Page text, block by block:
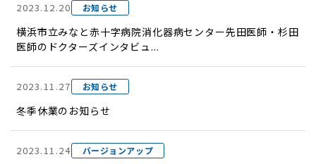
2023.12.20 お知らせ
横浜市立みなと赤十字病院消化器病センター先田医師・杉田
医師のドクターズインタビュ...
2023.11.27 お知らせ
冬季休業のお知らせ
2023.11.24 バージョンアップ